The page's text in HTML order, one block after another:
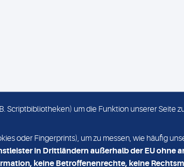
Scriptbibliotheken) um die Funktion unserer Seite
oder Fingerprints), um zu messen, wie häufig
in Drittländern außerhalb der EU ohne
keine Betroffenenrechte, keine